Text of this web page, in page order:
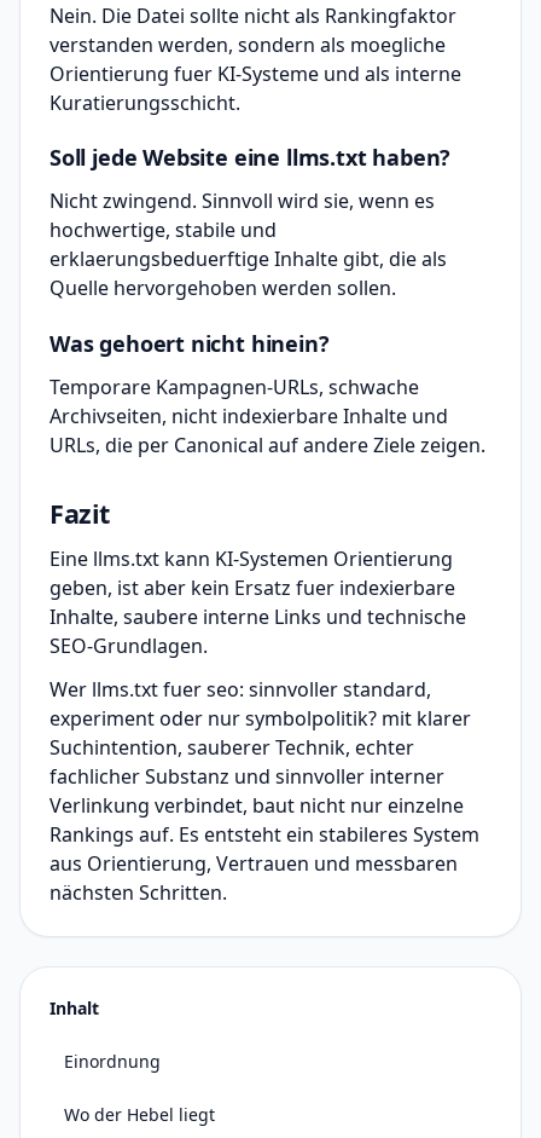
Nein. Die Datei sollte nicht als Rankingfaktor
verstanden werden, sondern als moegliche
Orientierung fuer KI-Systeme und als interne
Kuratierungsschicht.
Soll jede Website eine llms.txt haben?
Nicht zwingend. Sinnvoll wird sie, wenn es
hochwertige, stabile und
erklaerungsbeduerftige Inhalte gibt, die als
Quelle hervorgehoben werden sollen.
Was gehoert nicht hinein?
Temporare Kampagnen-URLs, schwache
Archivseiten, nicht indexierbare Inhalte und
URLs, die per Canonical auf andere Ziele zeigen.
Fazit
Eine llms.txt kann KI-Systemen Orientierung
geben, ist aber kein Ersatz fuer indexierbare
Inhalte, saubere interne Links und technische
SEO-Grundlagen.
Wer llms.txt fuer seo: sinnvoller standard,
experiment oder nur symbolpolitik? mit klarer
Suchintention, sauberer Technik, echter
fachlicher Substanz und sinnvoller interner
Verlinkung verbindet, baut nicht nur einzelne
Rankings auf. Es entsteht ein stabileres System
aus Orientierung, Vertrauen und messbaren
nächsten Schritten.
Inhalt
Einordnung
Wo der Hebel liegt